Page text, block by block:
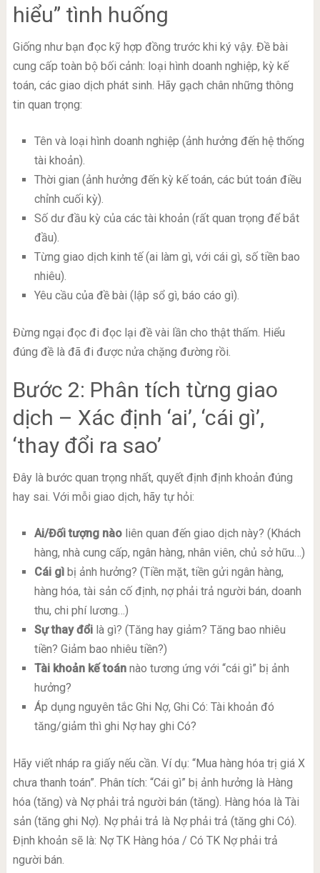
hiểu” tình huống
Giống như bạn đọc kỹ hợp đồng trước khi ký vậy. Đề bài
cung cấp toàn bộ bối cảnh: loại hình doanh nghiệp, kỳ kế
toán, các giao dịch phát sinh. Hãy gạch chân những thông
tin quan trọng:
Tên và loại hình doanh nghiệp (ảnh hưởng đến hệ thống
tài khoản).
Thời gian (ảnh hưởng đến kỳ kế toán, các bút toán điều
chỉnh cuối kỳ).
Số dư đầu kỳ của các tài khoản (rất quan trọng để bắt
đầu).
Từng giao dịch kinh tế (ai làm gì, với cái gì, số tiền bao
nhiêu).
Yêu cầu của đề bài (lập sổ gì, báo cáo gì).
Đừng ngại đọc đi đọc lại đề vài lần cho thật thấm. Hiểu
đúng đề là đã đi được nửa chặng đường rồi.
Bước 2: Phân tích từng giao
dịch – Xác định ‘ai’, ‘cái gì’,
‘thay đổi ra sao’
Đây là bước quan trọng nhất, quyết định định khoản đúng
hay sai. Với mỗi giao dịch, hãy tự hỏi:
Ai/Đối tượng nàoliên quan đến giao dịch này? (Khách
hàng, nhà cung cấp, ngân hàng, nhân viên, chủ sở hữu…)
Cái gìbị ảnh hưởng? (Tiền mặt, tiền gửi ngân hàng,
hàng hóa, tài sản cố định, nợ phải trả người bán, doanh
thu, chi phí lương…)
Sự thay đổilà gì? (Tăng hay giảm? Tăng bao nhiêu
tiền? Giảm bao nhiêu tiền?)
Tài khoản kế toánnào tương ứng với “cái gì” bị ảnh
hưởng?
Áp dụng nguyên tắc Ghi Nợ, Ghi Có: Tài khoản đó
tăng/giảm thì ghi Nợ hay ghi Có?
Hãy viết nháp ra giấy nếu cần. Ví dụ: “Mua hàng hóa trị giá X
chưa thanh toán”. Phân tích: “Cái gì” bị ảnh hưởng là Hàng
hóa (tăng) và Nợ phải trả người bán (tăng). Hàng hóa là Tài
sản (tăng ghi Nợ). Nợ phải trả là Nợ phải trả (tăng ghi Có).
Định khoản sẽ là: Nợ TK Hàng hóa / Có TK Nợ phải trả
người bán.